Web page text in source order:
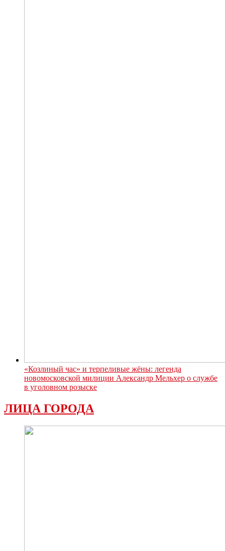
«Козлиный час» и терпеливые жёны: легенда
новомосковской милиции Александр Мельхер о службе
в уголовном розыске
ЛИЦА ГОРОДА